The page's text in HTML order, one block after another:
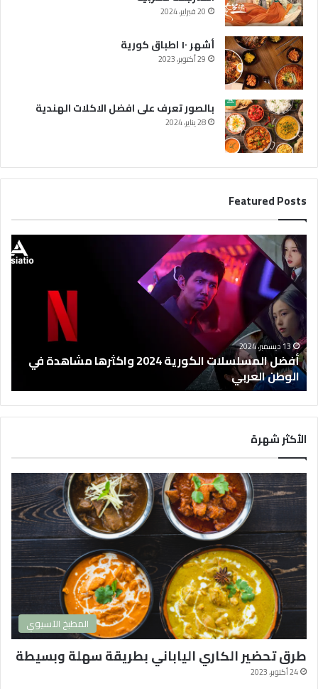
20 فبراير، 2024
أشهر ١٠ اطباق كورية
29 أكتوبر، 2023
بالصور تعرف على افضل الاكلات الهندية
28 يناير، 2024
Featured Posts
أ
ف
ض
ل
ا
ل
م
س
ل
س
ل
ا
ت
ا
ل
ك
و
ر
ي
ة
2
0
2
4
و
ا
ك
ث
ر
ه
13 ديسمبر، 2024
أفضل المسلسلات الكورية 2024 واكثرها مشاهدة في
الوطن العربي
الأكثر شهرة
المطبخ الآسيوي
طرق تحضير الكاري الياباني بطريقة سهلة وبسيطة
24 أكتوبر، 2023